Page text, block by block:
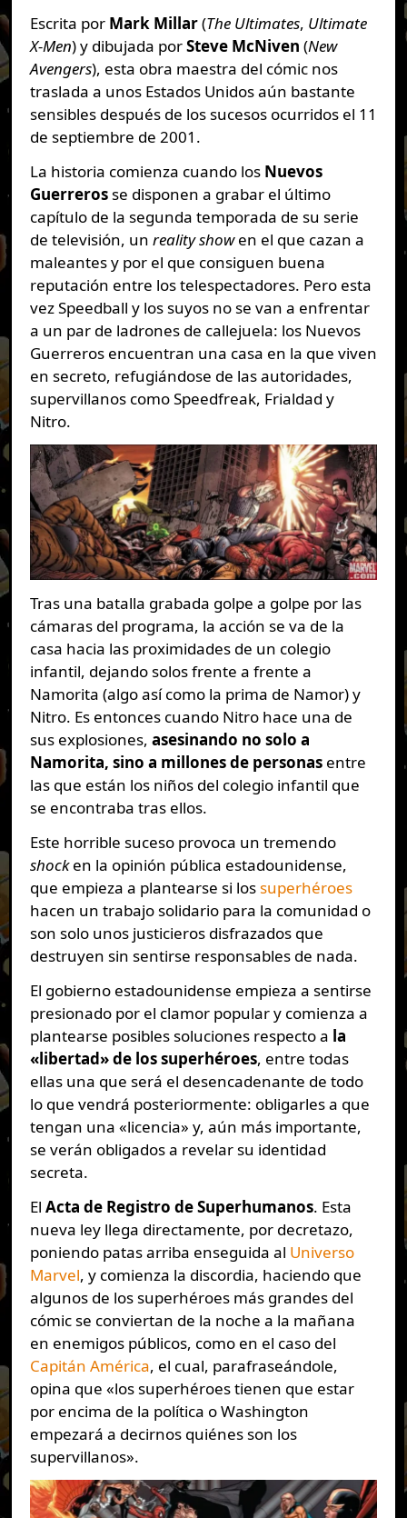
Escrita por Mark Millar(The Ultimates, Ultimate
X-Men) y dibujada porSteve McNiven (New
Avengers), esta obra maestra del cómic nos
traslada a unos Estados Unidos aún bastante
sensibles después de los sucesos ocurridos el 11
de septiembre de 2001.
La historia comienza cuando los Nuevos
Guerrerosse disponen a grabar el último
capítulo de la segunda temporada de su serie
de televisión, un reality showen el que cazan a
maleantes y por el que consiguen buena
reputación entre los telespectadores. Pero esta
vez Speedball y los suyos no se van a enfrentar
a un par de ladrones de callejuela: los Nuevos
Guerreros encuentran una casa en la que viven
en secreto, refugiándose de las autoridades,
supervillanos como Speedfreak, Frialdad y
Nitro.
Tras una batalla grabada golpe a golpe por las
cámaras del programa, la acción se va de la
casa hacia las proximidades de un colegio
infantil, dejando solos frente a frente a
Namorita (algo así como la prima de Namor) y
Nitro. Es entonces cuando Nitro hace una de
sus explosiones, asesinando no solo a
Namorita, sino a millones de personasentre
las que están los niños del colegio infantil que
se encontraba tras ellos.
Este horrible suceso provoca un tremendo
shocken la opinión pública estadounidense,
que empieza a plantearse si lossuperhéroes
hacen un trabajo solidario para la comunidad o
son solo unos justicieros disfrazados que
destruyen sin sentirse responsables de nada.
El gobierno estadounidense empieza a sentirse
presionado por el clamor popular y comienza a
plantearse posibles soluciones respecto a la
«libertad» de los superhéroes, entre todas
ellas una que será el desencadenante de todo
lo que vendrá posteriormente: obligarles a que
tengan una «licencia» y, aún más importante,
se verán obligados a revelar su identidad
secreta.
El Acta de Registro de Superhumanos. Esta
nueva ley llega directamente, por decretazo,
poniendo patas arriba enseguida al Universo
Marvel, y comienza la discordia, haciendo que
algunos de los superhéroes más grandes del
cómic se conviertan de la noche a la mañana
en enemigos públicos, como en el caso del
Capitán América, el cual, parafraseándole,
opina que «los superhéroes tienen que estar
por encima de la política o Washington
empezará a decirnos quiénes son los
supervillanos».